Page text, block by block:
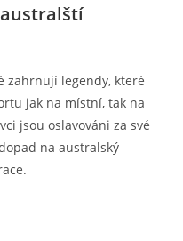
zahrnují legendy, které
jak na místní, tak na
jsou oslavováni za své
na australský